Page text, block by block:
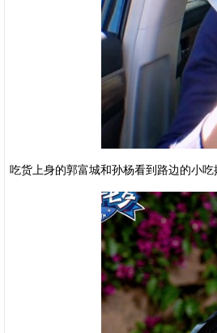
吃货上身的郭富城和孙杨看到路边的小